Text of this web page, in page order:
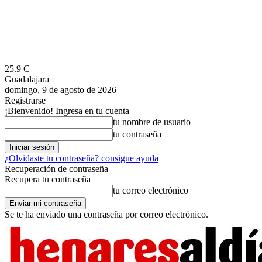
25.9 C
Guadalajara
domingo, 9 de agosto de 2026
Registrarse
¡Bienvenido! Ingresa en tu cuenta
tu nombre de usuario
tu contraseña
¿Olvidaste tu contraseña? consigue ayuda
Recuperación de contraseña
Recupera tu contraseña
tu correo electrónico
Se te ha enviado una contraseña por correo electrónico.